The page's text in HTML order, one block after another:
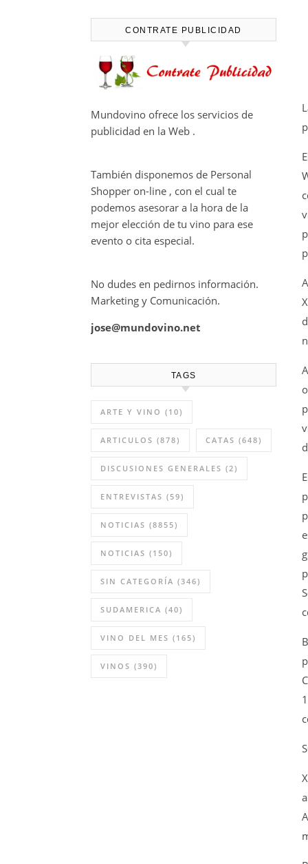
CONTRATE PUBLICIDAD
Mundovino ofrece los servicios de
publicidad en la Web .
También disponemos de Personal
Shopper on-line , con el cual te
podemos asesorar a la hora de la
mejor elección de tu vino para ese
evento o cita especial.
No dudes en pedirnos información.
Marketing y Comunicación.
jose@mundovino.net
TAGS
ARTE Y VINO (10)
ARTICULOS (878) CATAS (648)
DISCUSIONES GENERALES (2)
ENTREVISTAS (59)
NOTICIAS (8855)
NOTICIAS (150)
SIN CATEGORÍA (346)
SUDAMERICA (40)
VINO DEL MES (165)
VINOS (390)